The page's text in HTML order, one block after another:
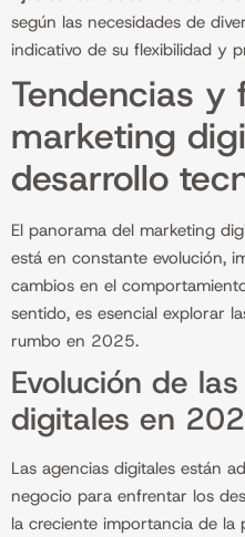
según las necesidades de
indicativo de su flexibilidad y
Tendencias y
marketing
desarrollo
El panorama del marketing
está en constante evolución,
cambios en el
sentido, es esencial explorar
rumbo en 2025.
Evolución de
digitales en
Las agencias digitales están
negocio para enfrentar los
la creciente importancia de la